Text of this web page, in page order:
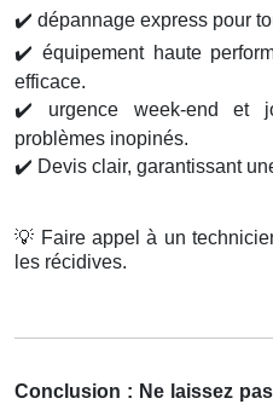
✔️ dépannage express pour
✔️ équipement haute
efficace.
✔️ urgence week-end et
problèmes inopinés.
✔️ Devis clair, garantissant
💡 Faire appel à un
les récidives.
Conclusion : Ne laissez